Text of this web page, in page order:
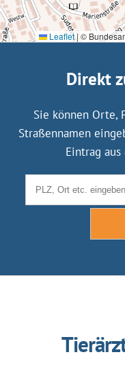
Leaflet | ©
Direkt
Sie können Orte,
Straßennamen
Eintrag aus